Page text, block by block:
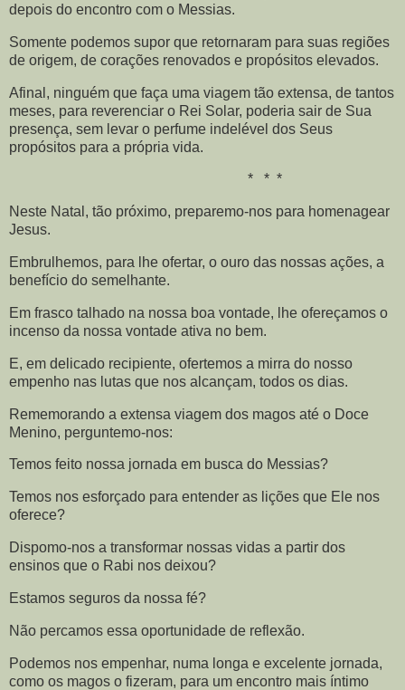
depois do encontro com o Messias.
Somente podemos supor que retornaram para suas regiões
de origem, de corações renovados e propósitos elevados.
Afinal, ninguém que faça uma viagem tão extensa, de tantos
meses, para reverenciar o Rei Solar, poderia sair de Sua
presença, sem levar o perfume indelével dos Seus
propósitos para a própria vida.
* * *
Neste Natal, tão próximo, preparemo-nos para homenagear
Jesus.
Embrulhemos, para lhe ofertar, o ouro das nossas ações, a
benefício do semelhante.
Em frasco talhado na nossa boa vontade, lhe ofereçamos o
incenso da nossa vontade ativa no bem.
E, em delicado recipiente, ofertemos a mirra do nosso
empenho nas lutas que nos alcançam, todos os dias.
Rememorando a extensa viagem dos magos até o Doce
Menino, perguntemo-nos:
Temos feito nossa jornada em busca do Messias?
Temos nos esforçado para entender as lições que Ele nos
oferece?
Dispomo-nos a transformar nossas vidas a partir dos
ensinos que o Rabi nos deixou?
Estamos seguros da nossa fé?
Não percamos essa oportunidade de reflexão.
Podemos nos empenhar, numa longa e excelente jornada,
como os magos o fizeram, para um encontro mais íntimo